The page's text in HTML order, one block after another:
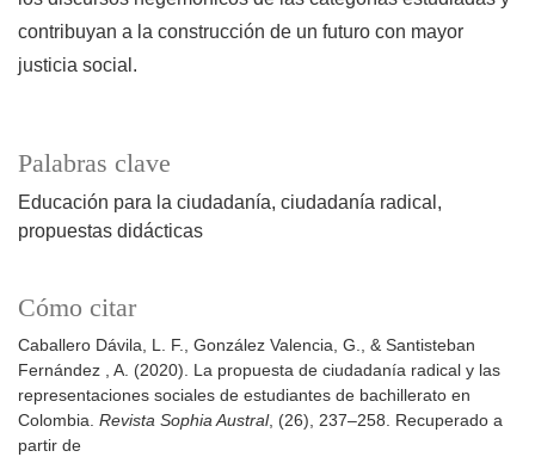
Palabras clave
Educación para la ciudadanía ciudadanía radical
propuestas didácticas
Cómo citar
Caballero Dávila, L. F., González Valencia, G., & Santisteban
Fernández , A. (2020). La propuesta de ciudadanía radical y las
representaciones sociales de estudiantes de bachillerato en
Colombia. Revista Sophia Austral, (26), 237–258. Recuperado a
partir de
contribuyan a la construcción de un futuro con mayor
justicia social.